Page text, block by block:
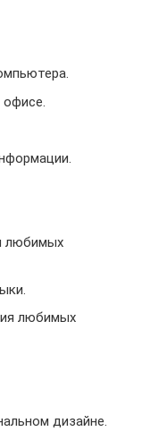
любимых
любимых
дизайне.